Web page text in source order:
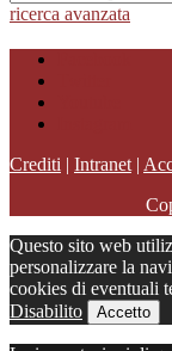
ricerca avanzata
Crediti | Intranet |
Questo sito web
personalizzare la
cookies di eventuali
Disabilito
Accetto